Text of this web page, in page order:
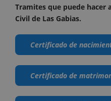
Tramites que puede hacer
Civil de Las Gabias.
Certificado de
Certificado de